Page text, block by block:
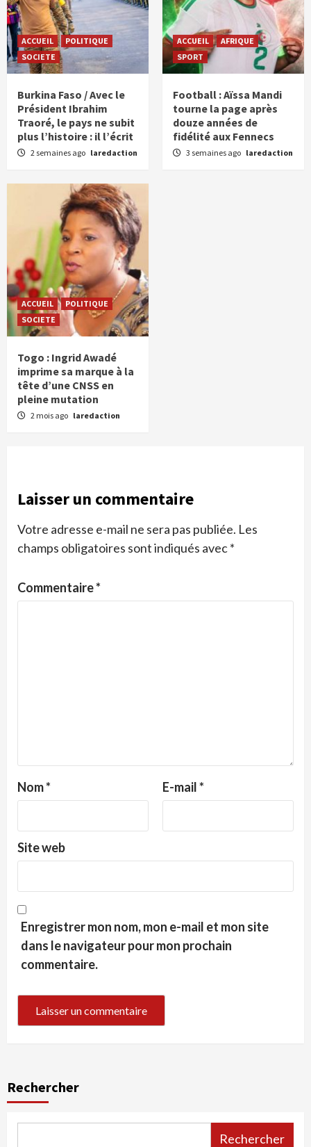
ACCUEIL
POLITIQUE
SOCIETE
Burkina Faso / Avec le
Président Ibrahim
Traoré, le pays ne subit
plus l’histoire : il l’écrit
2 semaines ago laredaction
ACCUEIL
AFRIQUE
SPORT
Football : Aïssa Mandi
tourne la page après
douze années de
fidélité aux Fennecs
3 semaines ago laredaction
ACCUEIL
POLITIQUE
SOCIETE
Togo : Ingrid Awadé
imprime sa marque à la
tête d’une CNSS en
pleine mutation
2 mois ago laredaction
Laisser un commentaire
Votre adresse e-mail ne sera pas publiée. Les
champs obligatoires sont indiqués avec*
Commentaire*
Nom* E-mail*
Site web
Enregistrer mon nom, mon e-mail et mon site
dans le navigateur pour mon prochain
commentaire.
Rechercher
Rechercher